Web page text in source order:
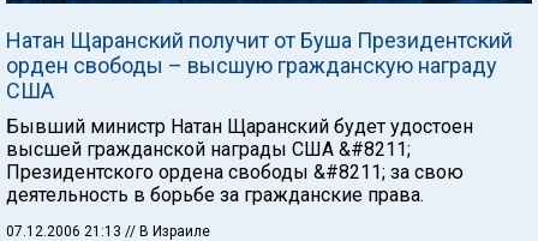
Натан Щаранский получит от Буша Президентский
орден свободы – высшую гражданскую награду
США
Бывший министр Натан Щаранский будет удостоен
высшей гражданской награды США &#8211;
Президентского ордена свободы &#8211; за свою
деятельность в борьбе за гражданские права.
07.12.2006 21:13 // В Израиле